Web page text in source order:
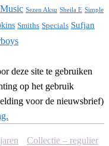
Sezen Aksu Sheila E Simple
Smiths Specials Sufjan
deze site te gebruiken
op het gebruik
voor de nieuwsbrief)
Collectie – regulier